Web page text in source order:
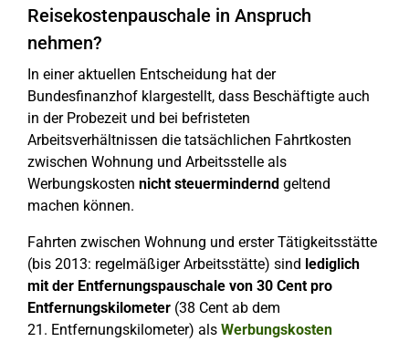
Reisekostenpauschale in Anspruch
nehmen?
In einer aktuellen Entscheidung hat der
Bundesfinanzhof klargestellt, dass Beschäftigte auch
in der Probezeit und bei befristeten
Arbeitsverhältnissen die tatsächlichen Fahrtkosten
zwischen Wohnung und Arbeitsstelle als
Werbungskosten nicht steuermindernd geltend
machen können.
Fahrten zwischen Wohnung und erster Tätigkeitsstätte
(bis 2013: regelmäßiger Arbeitsstätte) sind lediglich
mit der Entfernungspauschale von 30 Cent pro
Entfernungskilometer (38 Cent ab dem
21. Entfernungskilometer) als Werbungskosten